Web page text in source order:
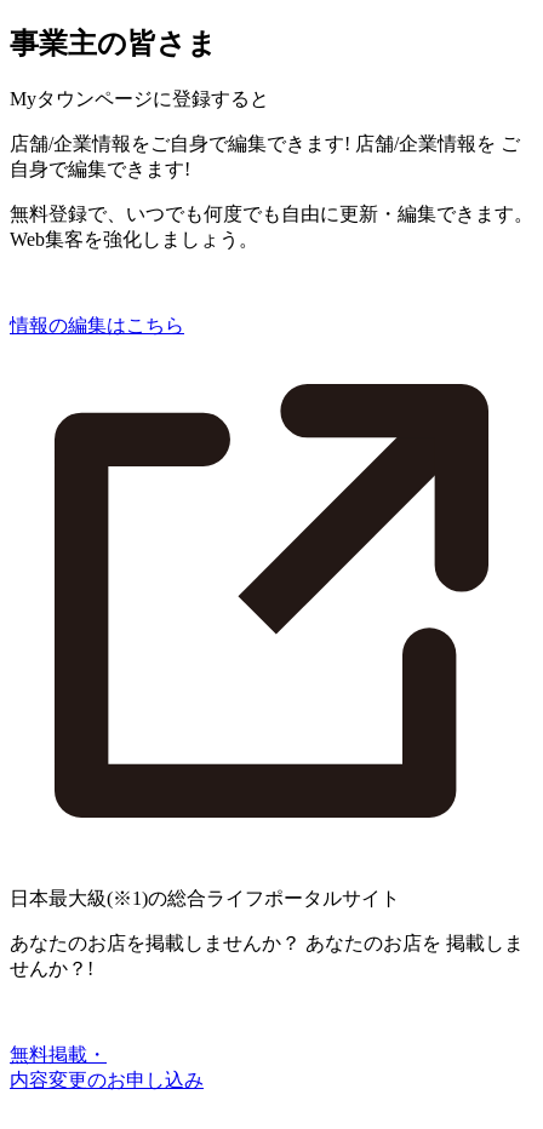
事業主の皆さま
Myタウンページに登録すると
店舗/企業情報をご自身で編集できます! 店舗/企業情報を ご
自身で編集できます!
無料登録で、いつでも何度でも自由に更新・編集できます。
Web集客を強化しましょう。
情報の編集はこちら
日本最大級(※1)の総合ライフポータルサイト
あなたのお店を掲載しませんか？ あなたのお店を 掲載しま
せんか？!
無料掲載・
内容変更のお申し込み